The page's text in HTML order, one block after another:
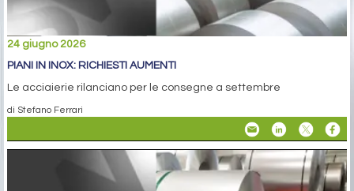
24 giugno 2026
PIANI IN INOX: RICHIESTI AUMENTI
Le acciaierie rilanciano per le consegne a settembre
di Stefano Ferrari